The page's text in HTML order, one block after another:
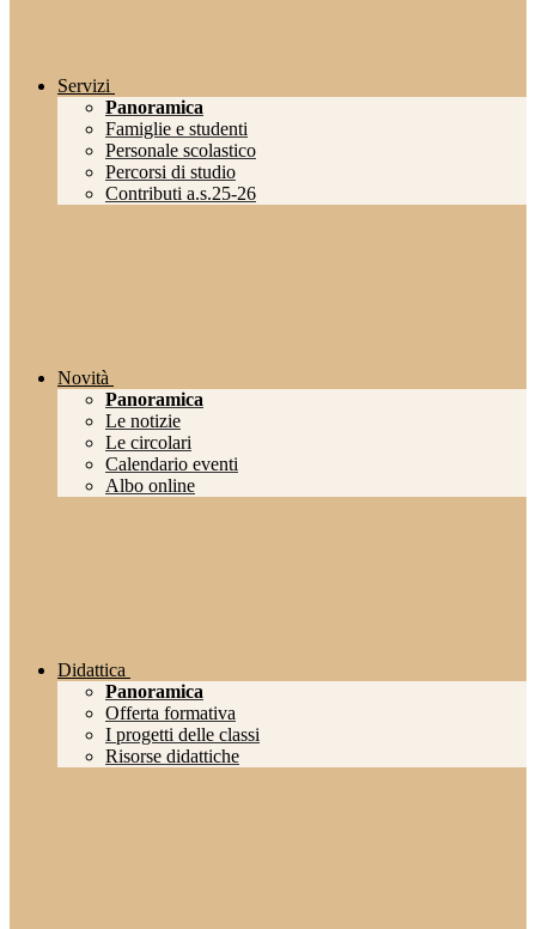
Servizi
Panoramica
Famiglie e studenti
Personale scolastico
Percorsi di studio
Contributi a.s.25-26
Novità
Panoramica
Le notizie
Le circolari
Calendario eventi
Albo online
Didattica
Panoramica
Offerta formativa
I progetti delle classi
Risorse didattiche